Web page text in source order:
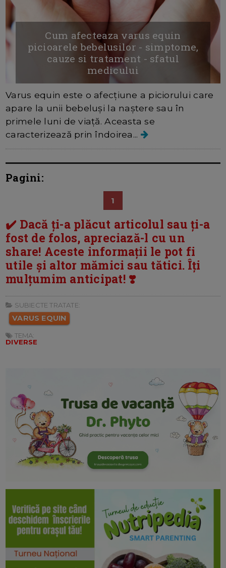
Cum afecteaza varus equin
picioarele bebelusilor - simptome,
cauze si tratament - sfatul
medicului
Varus equin este o afecțiune a piciorului care
apare la unii bebeluși la naștere sau în
primele luni de viață. Aceasta se
caracterizează prin îndoirea...
Pagini:
1
✔️ Dacă ți-a plăcut articolul sau ți-a
fost de folos, apreciază-l cu un
share! Aceste informații le pot fi
utile și altor mămici sau tătici. Îți
mulțumim anticipat! ❣️
SUBIECTE TRATATE:
VARUS EQUIN
TEMA:
DIVERSE